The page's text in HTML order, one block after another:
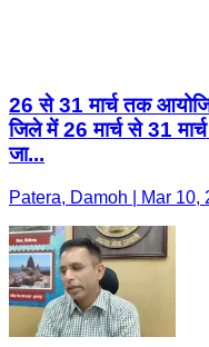
26 से 31 मार्च तक
जिले में 26 मार्च से 31
जा...
Patera, Damoh | Mar 10,